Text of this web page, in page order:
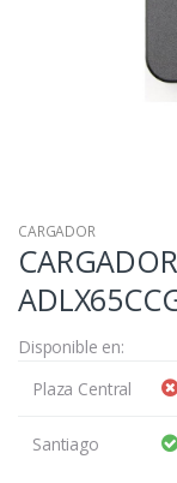
CARGADOR
Disponible en:
Plaza Central
Santiago